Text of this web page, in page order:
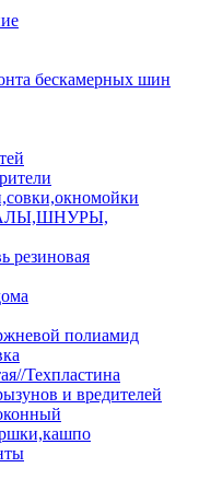
бескамерных шин
резиновая
полиамид
Техпластина
и вредителей